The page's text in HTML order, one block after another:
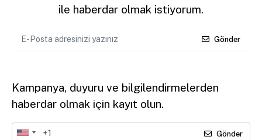
ile haberdar olmak istiyorum.
Gönder
Kampanya, duyuru ve bilgilendirmelerden
haberdar olmak için kayıt olun.
Gönder